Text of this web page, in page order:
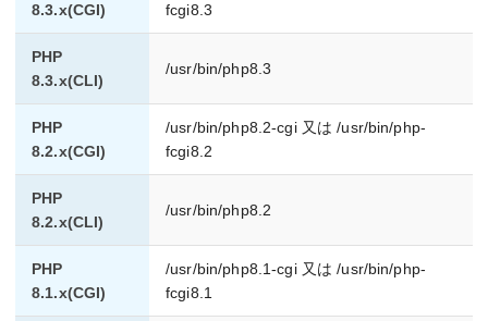
8.3.x(CGI)
fcgi8.3
PHP
8.3.x(CLI)
/usr/bin/php8.3
PHP
8.2.x(CGI)
/usr/bin/php8.2-cgi 又は /usr/bin/php-
fcgi8.2
PHP
8.2.x(CLI)
/usr/bin/php8.2
PHP
8.1.x(CGI)
/usr/bin/php8.1-cgi 又は /usr/bin/php-
fcgi8.1